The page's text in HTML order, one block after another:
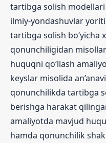
tartibga solish
ilmiy-yondashuvlar
tartibga solish bo‘yicha
qonunchiligidan
huquqni qo‘llash
keyslar misolida
qonunchilikda tartibga
berishga harakat
amaliyotda mavjud
hamda qonunchilik